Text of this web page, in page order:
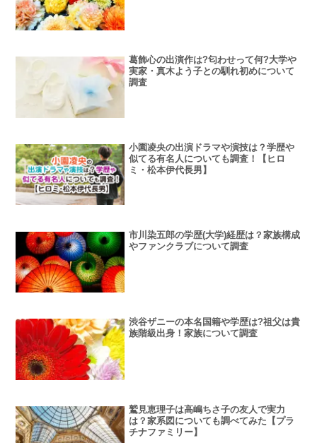
葛飾心の出演作は?匂わせって何?大学や
実家・真木よう子との馴れ初めについて
調査
小園凌央の出演ドラマや演技は？学歴や
似てる有名人についても調査！【ヒロ
ミ・松本伊代長男】
市川染五郎の学歴(大学)経歴は？家族構成
やファンクラブについて調査
渋谷ザニーの本名国籍や学歴は?祖父は貴
族階級出身！家族について調査
鷲見恵理子は高嶋ちさ子の友人で実力
は？家系図についても調べてみた【プラ
チナファミリー】